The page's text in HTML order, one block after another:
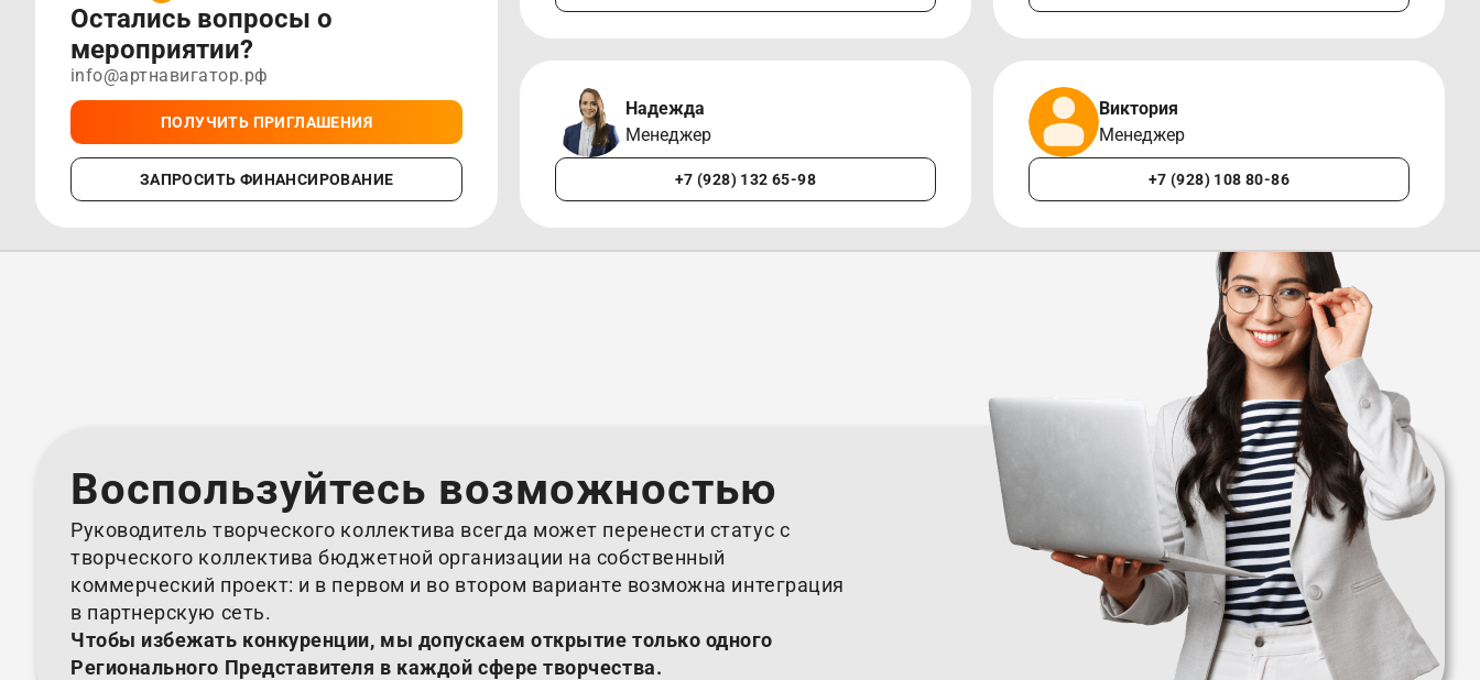
Остались вопросы о
мероприятии?
info@артнавигатор.рф
ПОЛУЧИТЬ ПРИГЛАШЕНИЯ
ЗАПРОСИТЬ ФИНАНСИРОВАНИЕ
Надежда
Менеджер
+7 (928) 132 65-98
Виктория
Менеджер
+7 (928) 108 80-86
Воспользуйтесь возможностью
Руководитель творческого коллектива всегда может перенести статус с
творческого коллектива бюджетной организации на собственный
коммерческий проект: и в первом и во втором варианте возможна интеграция
в партнерскую сеть.
Чтобы избежать конкуренции, мы допускаем открытие только одного
Регионального Представителя в каждой сфере творчества.